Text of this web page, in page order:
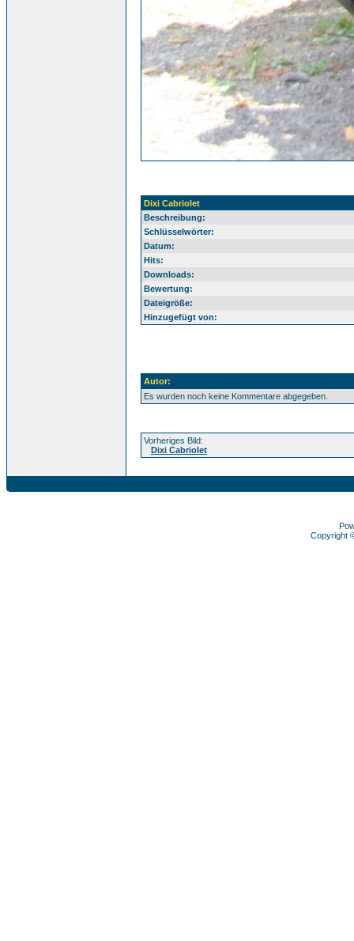
Dixi Cabriolet
Beschreibung:
Schlüsselwörter:
Datum:
Hits:
Downloads:
Bewertung:
Dateigröße:
Hinzugefügt von:
Autor:
Es wurden noch keine Kommentare abgegeben.
Vorheriges Bild:
Dixi Cabriolet
Copyright